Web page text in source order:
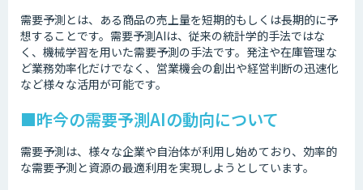
需要予測とは、ある商品の売上量を短期的もしくは長期的に予
想することです。需要予測AIは、従来の統計学的手法ではな
く、機械学習を用いた需要予測の手法です。発注や在庫管理な
ど業務効率化だけでなく、営業機会の創出や経営判断の迅速化
など様々な活用が可能です。
■昨今の需要予測AIの動向について
需要予測は、様々な企業や自治体が利用し始めており、効率的
な需要予測と資源の最適利用を実現しようとしています。